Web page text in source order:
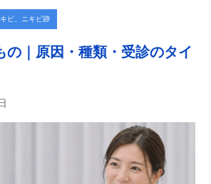
ビ、ニキビ跡
の｜原因・種類・受診のタイ